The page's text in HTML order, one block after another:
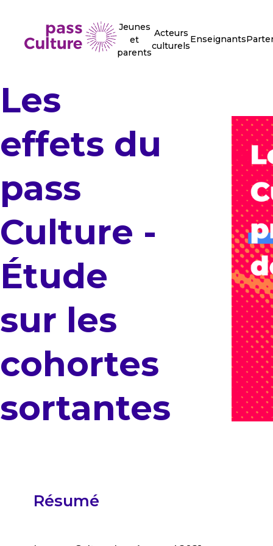
Jeunes
et
parents
Acteurs
culturels
Enseignants
Les
effets du
pass
Culture -
Étude
sur les
cohortes
sortantes
Résumé